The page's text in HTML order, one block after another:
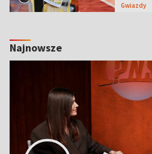
Gwiazdy
Najnowsze